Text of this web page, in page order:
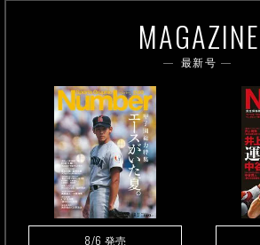
MAGAZINE
最新号
8/6 発売